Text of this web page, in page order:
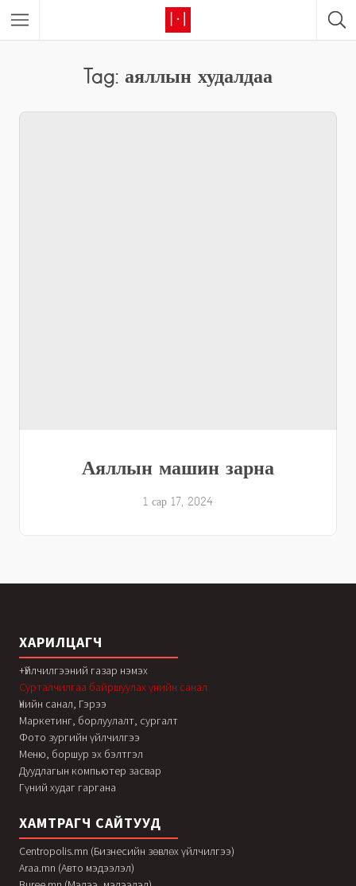
Tag: аяллын худалдаа
Аяллын машин зарна
1 сар 17, 2024
ХАРИЛЦАГЧ
+Үйлчилгээний газар нэмэх
Сурталчилгаа байршуулах үнийн санал
Үнийн санал, Гэрээ
Маркетинг, борлуулалт, сургалт
Фото зургийн үйлчилгээ
Меню, боршур эх бэлтгэл
Дуудлагын компьютер засвар
Гүний худаг гаргана
ХАМТРАГЧ САЙТУУД
Centropolis.mn (Бизнесийн зөвлөх үйлчилгээ)
Araa.mn (Авто мэдээлэл)